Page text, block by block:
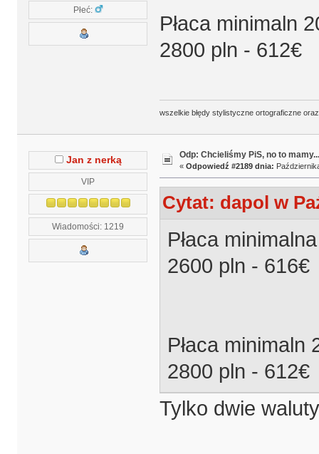
Płeć:
Płaca minimaln
2800 pln - 612€
wszelkie błędy stylistyczne ortograficzne
Jan z nerką
VIP
Wiadomości: 1219
Odp: Chcieliśmy PiS, no to
« Odpowiedź #2189 dnia:
Cytat: dapol w
Płaca
2600 pln - 616€
Płaca minimaln
2800 pln - 612€
Tylko dwie